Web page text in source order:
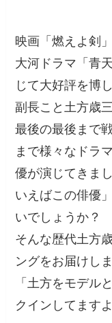
映画「燃えよ剣
大河ドラマ「青
じて大好評を博
副長こと土方歳三
最後の最後まで
まで様々なドラ
優が演じてきま
いえばこの俳優
いでしょうか？
そんな歴代土方
ングをお届けし
「土方をモデル
クインしてますよ